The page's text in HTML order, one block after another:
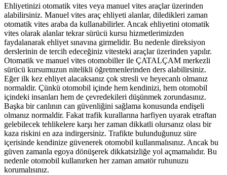
Ehliyetinizi otomatik vites veya manuel vites araçlar üzerinden
alabilirsiniz. Manuel vites araç ehliyeti alanlar, diledikleri zaman
otomatik vites araba da kullanabilirler. Ancak ehliyetini otomatik
vites olarak alanlar tekrar sürücü kursu hizmetlerimizden
faydalanarak ehliyet sınavına girmelidir. Bu nedenle direksiyon
derslerinin de tercih edeceğiniz vitesteki araçlar üzerinden yapılır.
Otomatik ve manuel vites otomobiller ile ÇATALÇAM merkezli
sürücü kursumuzun nitelikli öğretmenlerinden ders alabilirsiniz.
Eğer ilk kez ehliyet alacaksanız çok stresli ve heyecanlı olmanız
normaldir. Çünkü otomobil içinde hem kendinizi, hem otomobil
içindeki insanları hem de çevredekileri düşünmek zorundasınız.
Başka bir canlının can güvenliğini sağlama konusunda endişeli
olmanız normaldir. Fakat trafik kurallarına harfiyen uyarak etraftan
gelebilecek tehlikelere karşı her zaman dikkatli olursanız olası bir
kaza riskini en aza indirgersiniz. Trafikte bulunduğunuz süre
içerisinde kendinize güvenerek otomobil kullanmalısınız. Ancak bu
güven zamanla egoya dönüşerek dikkatsizliğe yol açmamalıdır. Bu
nedenle otomobil kullanırken her zaman amatör ruhunuzu
korumalısınız.